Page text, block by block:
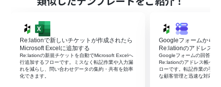
■フローボットの流れ
はじめに、Re:lationとDiscordをYoomと連携します。
次に、トリガーでRe:lationを選択し、「新たにチケット
が作成されたら」を設定します。
続いて、オペレーションでRe:lationの「チケットの詳細
情報を取得」を設定し、トリガーとなったチケットの情
報を取得します。
最後に、オペレーションでDiscordの「メッセージを送
Re:lationで新しいチケットが作成されたら
Microsoft Excelに追加する
Re:lationの新規チケットを自動でMicrosoft Excelへ
行追加するフローです。ミスなく転記作業や入力漏
れを減らし、問い合わせデータの集約・共有を効率
化できます。
Googleフォームから
Re:lationのアドレス帳
Googleフォームの回答送
Re:lationのアドレス帳へ顧
ローです。転記作業の手間
な顧客管理と迅速な対応を